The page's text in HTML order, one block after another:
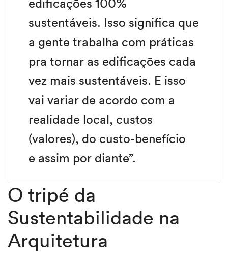
edificações 100%
sustentáveis. Isso significa que
a gente trabalha com práticas
pra tornar as edificações cada
vez mais sustentáveis. E isso
vai variar de acordo com a
realidade local, custos
(valores), do custo-benefício
e assim por diante”.
O tripé da
Sustentabilidade na
Arquitetura